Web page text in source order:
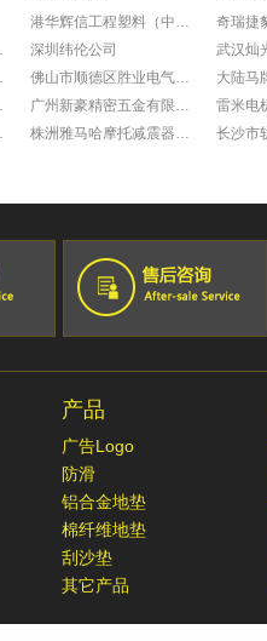
司
公司
司
公司
司
公司
港华辉信工程塑料（中山）有限公司
深圳纬伦公司
佛山市顺德区胜业电气有限公司
广州新豪精密五金有限公司
株洲雅马哈摩托减震器有限公司
佛山一汽
佛山百威啤酒厂
广汽三菱
一汽福田
珠海藤仓电装有限公司
武汉灿
雷米电
郑州财
产品
广告Logo
防滑
铝合金地垫
棉纤维地垫
刮沙垫
其它产品